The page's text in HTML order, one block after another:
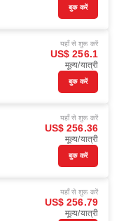
बुक करें
यहाँ से शुरू करें
US$ 256.1
मूल्य/यात्री
बुक करें
यहाँ से शुरू करें
US$ 256.36
मूल्य/यात्री
बुक करें
यहाँ से शुरू करें
US$ 256.79
मूल्य/यात्री